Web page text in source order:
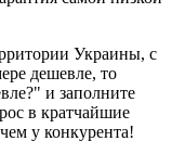
Украины, с
дешевле, то
и заполните
в кратчайшие
у конкурента!